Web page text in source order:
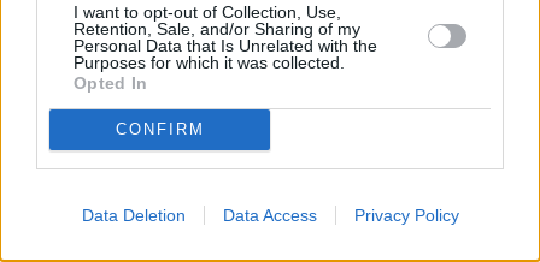
I want to opt-out of Collection, Use,
Retention, Sale, and/or Sharing of my
Personal Data that Is Unrelated with the
Purposes for which it was collected.
Opted In
CONFIRM
Data Deletion Data Access Privacy Policy
KĀZAS